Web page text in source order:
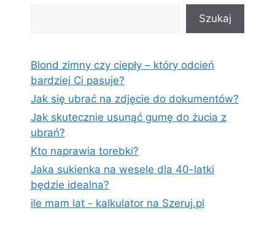
Szukaj
Blond zimny czy ciepły – który odcień
bardziej Ci pasuje?
Jak się ubrać na zdjęcie do dokumentów?
Jak skutecznie usunąć gumę do żucia z
ubrań?
Kto naprawia torebki?
Jaka sukienka na wesele dla 40-latki
będzie idealna?
ile mam lat - kalkulator na Szeruj.pl